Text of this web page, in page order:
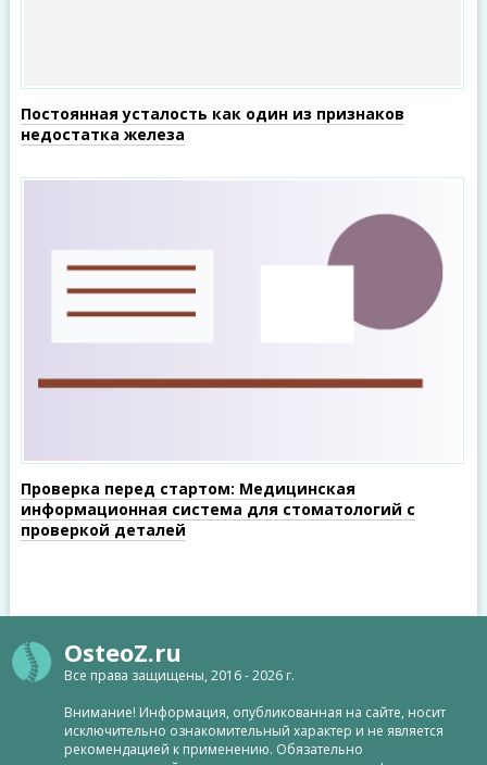
Постоянная усталость как один из признаков
недостатка железа
Проверка перед стартом: Медицинская
информационная система для стоматологий с
проверкой деталей
OsteoZ.ru
Все права защищены, 2016 - 2026 г.
Внимание! Информация, опубликованная на сайте, носит
исключительно ознакомительный характер и не является
рекомендацией к применению. Обязательно